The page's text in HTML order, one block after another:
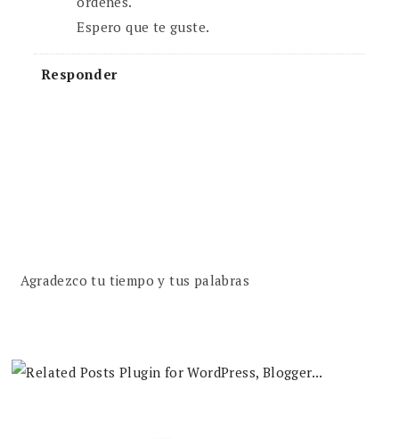
Espero que te guste.
Responder
Agradezco tu tiempo y tus palabras